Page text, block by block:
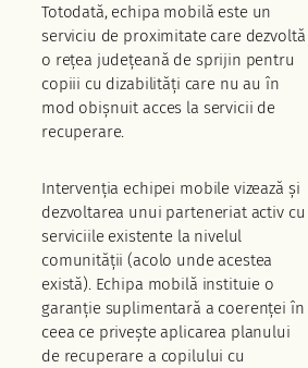
Totodată, echipa mobilă este un
serviciu de proximitate care dezvoltă
o rețea județeană de sprijin pentru
copiii cu dizabilități care nu au în
mod obișnuit acces la servicii de
recuperare.
Intervenția echipei mobile vizează și
dezvoltarea unui parteneriat activ cu
serviciile existente la nivelul
comunității (acolo unde acestea
există). Echipa mobilă instituie o
garanție suplimentară a coerenței în
ceea ce privește aplicarea planului
de recuperare a copilului cu